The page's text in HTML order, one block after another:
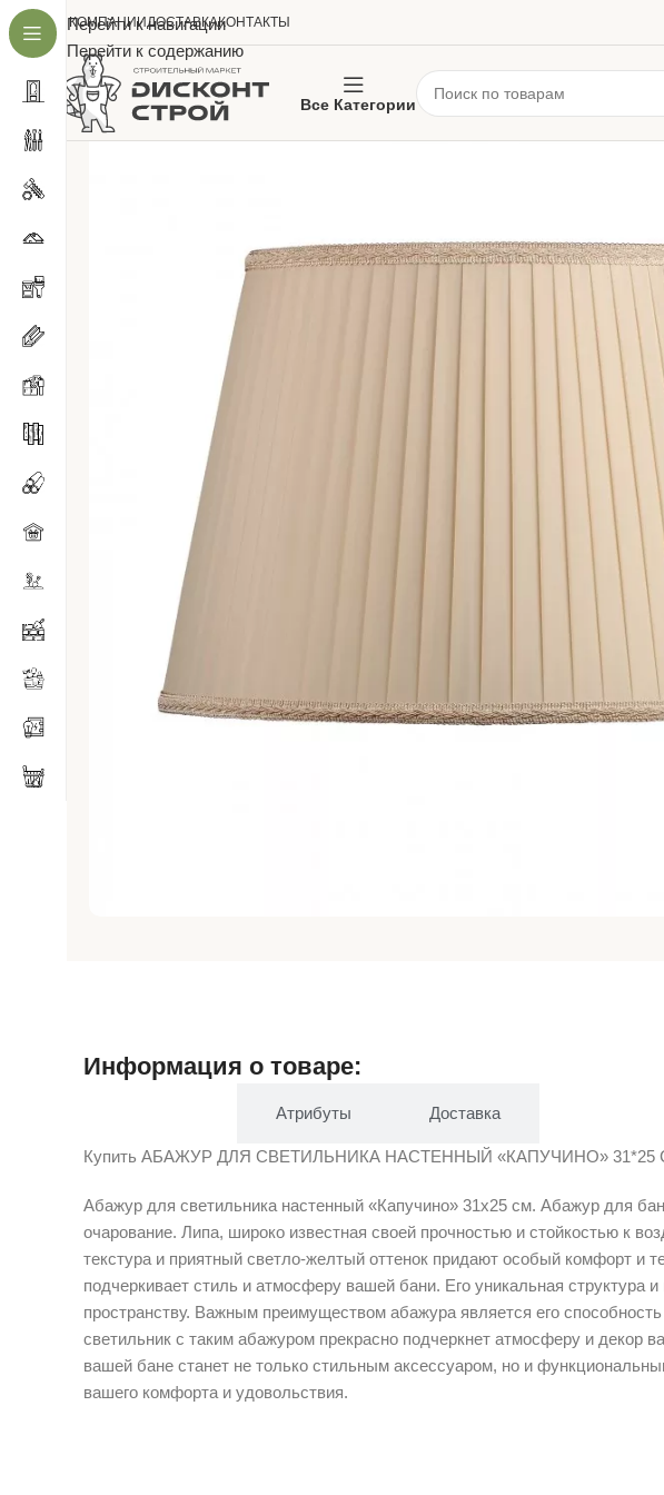
Перейти к навигации
Перейти к содержанию
О КОМПАНИИДОСТАВКАКОНТАКТЫ
Все Категории
Информация о товаре:
Атрибуты Доставка
Купить АБАЖУР ДЛЯ СВЕТИЛЬНИКА НАСТЕННЫЙ «КАПУЧИНО» 31*25 СМ
Абажур для светильника настенный «Капучино» 31х25 см. Абажур для
очарование. Липа, широко известная своей прочностью и стойкостью к
текстура и приятный светло-желтый оттенок придают особый комфорт и
подчеркивает стиль и атмосферу вашей бани. Его уникальная структура
пространству. Важным преимуществом абажура является его
светильник с таким абажуром прекрасно подчеркнет атмосферу и декор
вашей бане станет не только стильным аксессуаром, но и
вашего комфорта и удовольствия.